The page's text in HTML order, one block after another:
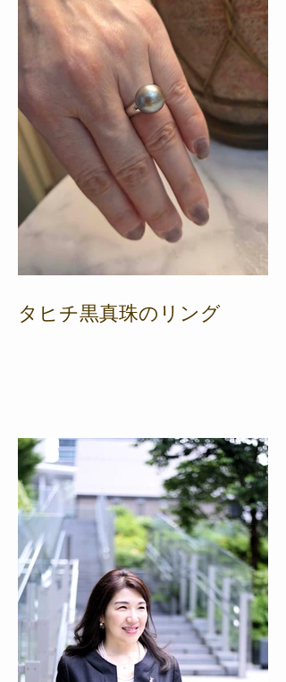
タヒチ黒真珠のリング